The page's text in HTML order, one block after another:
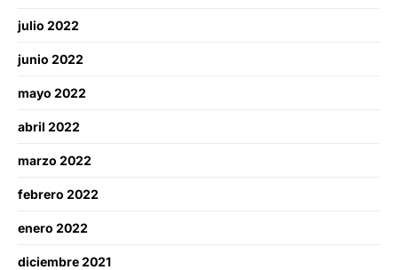
julio 2022
junio 2022
mayo 2022
abril 2022
marzo 2022
febrero 2022
enero 2022
diciembre 2021